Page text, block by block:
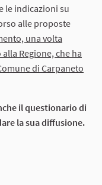
le indicazioni su
alle proposte
una volta
Regione, che ha
di Carpaneto
il questionario di
la sua diffusione.